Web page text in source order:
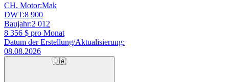
CH. Motor:Mak
DWT:8 900
Baujahr:2 012
8 356 $ pro Monat
Datum der Erstellung/Aktualisierung:
08.08.2026
🇺🇦